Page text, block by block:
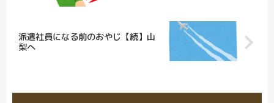
派遣社員になる前のおやじ【続】山
梨へ